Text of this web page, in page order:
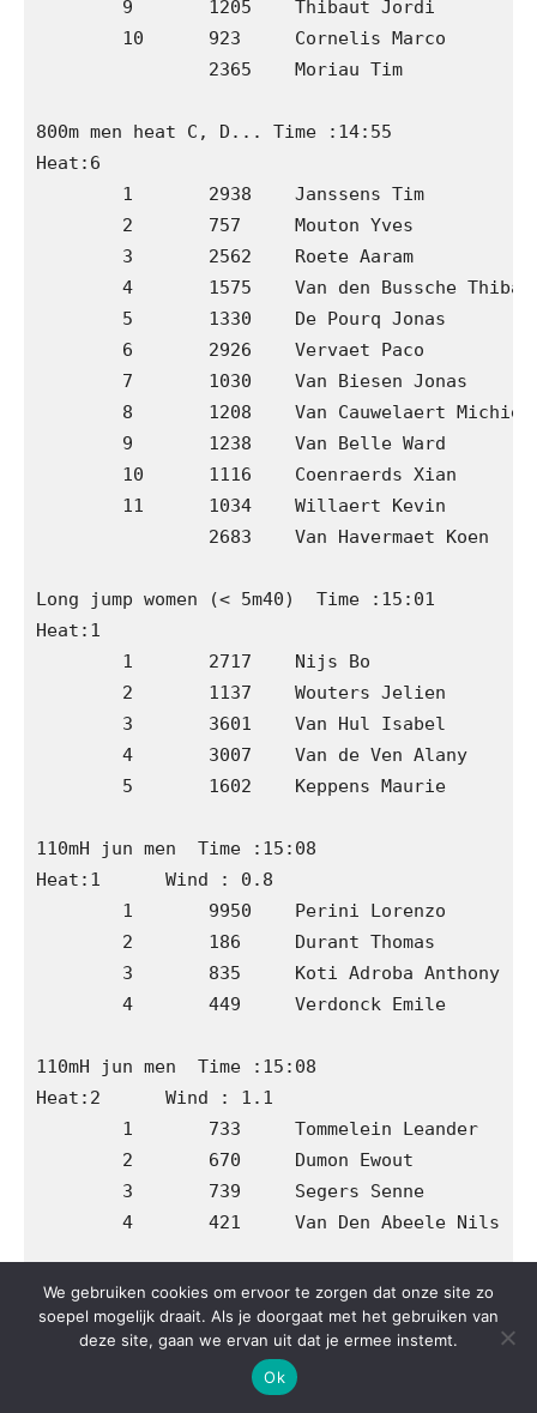
We gebruiken cookies om ervoor te zorgen dat onze site zo
soepel mogelijk draait. Als je doorgaat met het gebruiken van
deze site, gaan we ervan uit dat je ermee instemt.
Ok